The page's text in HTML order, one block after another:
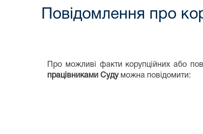
Повідомлення про
Про можливі факти корупційних або
працівниками Судуможна повідомити: